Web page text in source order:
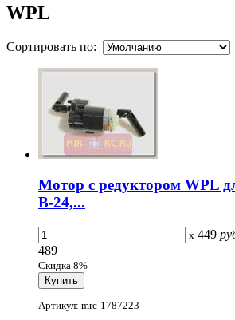
WPL
Сортировать по:
Мотор с редуктором WPL
B-24,...
x 449
489
Скидка 8%
Артикул: mrc-1787223